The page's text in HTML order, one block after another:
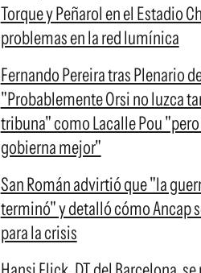
Torque y Peñarol en el Estadio
problemas en la red lumínica
Fernando Pereira tras Plenario
"Probablemente Orsi no luzca
tribuna" como Lacalle Pou
gobierna mejor"
San Román advirtió que "la
terminó" y detalló cómo Ancap
para la crisis